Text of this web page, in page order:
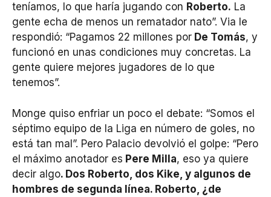
teníamos, lo que haría jugando con Roberto. La
gente echa de menos un rematador nato”. Via le
respondió: “Pagamos 22 millones por De Tomás, y
funcionó en unas condiciones muy concretas. La
gente quiere mejores jugadores de lo que
tenemos”.
Monge quiso enfriar un poco el debate: “Somos el
séptimo equipo de la Liga en número de goles, no
está tan mal”. Pero Palacio devolvió el golpe: “Pero
el máximo anotador es Pere Milla, eso ya quiere
decir algo. Dos Roberto, dos Kike, y algunos de
hombres de segunda línea. Roberto, ¿de